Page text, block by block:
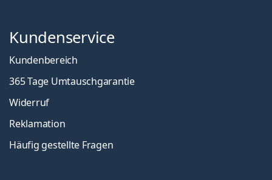
Kundenservice
Kundenbereich
365 Tage Umtauschgarantie
Widerruf
Reklamation
Häufig gestellte Fragen